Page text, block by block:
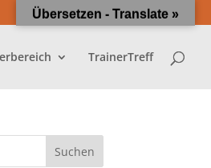
TrainerTreff
Übersetzen - Translate »